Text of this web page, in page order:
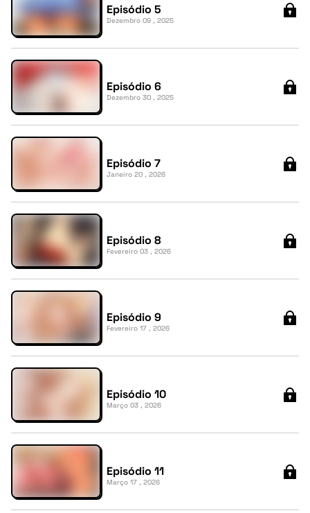
Episódio 5
Dezembro 09 , 2025
Episódio 6
Dezembro 30 , 2025
Episódio 7
Janeiro 20 , 2026
Episódio 8
Fevereiro 03 , 2026
Episódio 9
Fevereiro 17 , 2026
Episódio 10
Março 03 , 2026
Episódio 11
Março 17 , 2026